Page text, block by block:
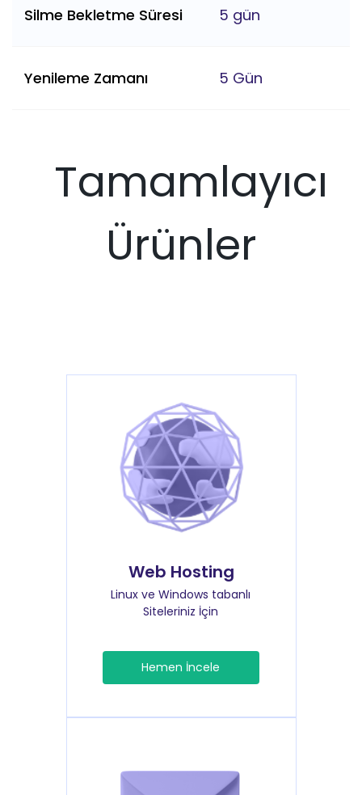
Silme Bekletme Süresi 5 gün
Yenileme Zamanı 5 Gün
Tamamlayıcı
Ürünler
Web Hosting
Linux ve Windows tabanlı
Siteleriniz İçin
Hemen İncele